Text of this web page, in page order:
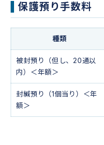
保護預り手数料
種類
被封預り（但し、20通以
内）＜年額＞
封緘預り（1個当り）＜年
額＞